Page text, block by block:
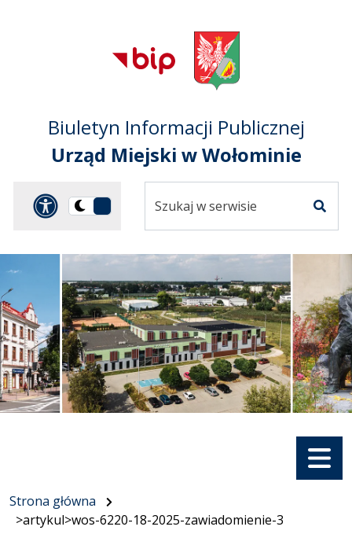
Przejdź do
głównego menu
Przejdź do treści
Przejdź do mapy
serwisu
Biuletyn Informacji Publicznej
Urząd Miejski w Wołominie
Panel dostosowania
Przełącz
ciemną
serwisie
Menu
Strona główna
>artykul>wos-6220-18-2025-zawiadomienie-3